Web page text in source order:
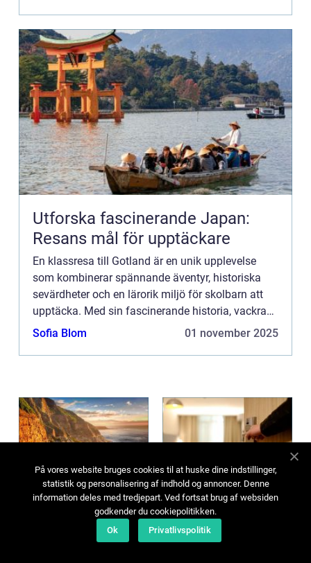
Utforska fascinerande Japan:
Resans mål för upptäckare
En klassresa till Gotland är en unik upplevelse
som kombinerar spännande äventyr, historiska
sevärdheter och en lärorik miljö för skolbarn att
upptäcka. Med sin fascinerande historia, vackra
landskap och rika k...
Sofia Blom 01 november 2025
Temaresor: Det
bästa sättet att
upptäcka världen
Upptäck Charmen
med Hotell i
Halland
På vores website bruges cookies til at huske dine indstillinger,
statistik og personalisering af indhold og annoncer. Denne
information deles med tredjepart. Ved fortsat brug af websiden
godkender du cookiepolitikken.
Ok
Privatlivspolitik